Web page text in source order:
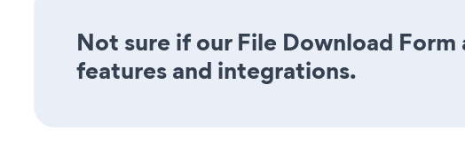
Not sure if our File Download
features and integrations.